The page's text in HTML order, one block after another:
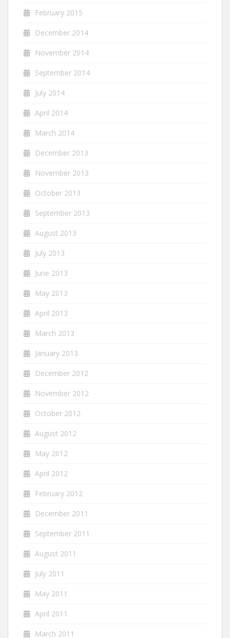
February 2015
December 2014
November 2014
September 2014
July 2014
April 2014
March 2014
December 2013
November 2013
October 2013
September 2013
August 2013
July 2013
June 2013
May 2013
April 2013
March 2013
January 2013
December 2012
November 2012
October 2012
August 2012
May 2012
April 2012
February 2012
December 2011
September 2011
August 2011
July 2011
May 2011
April 2011
March 2011